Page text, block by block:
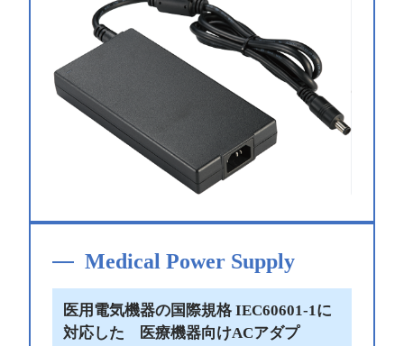
Medical Power Supply
医用電気機器の国際規格 IEC60601-1に
対応した 医療機器向けACアダプ